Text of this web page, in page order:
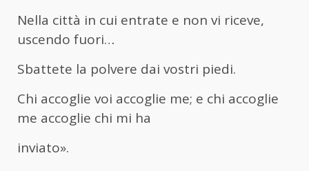
Nella città in cui entrate e non vi riceve,
uscendo fuori…
Sbattete la polvere dai vostri piedi.
Chi accoglie voi accoglie me; e chi accoglie
me accoglie chi mi ha
inviato».